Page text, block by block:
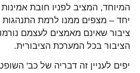
המיוחד, המציב לפניו חובת
יחד – מצפים ממנו לרמת
ציבור שאינם מאמצים לעצמם
הציבור בכל המערכת הציבורית.
יפים לעניין זה דבריה של כב' השופטת